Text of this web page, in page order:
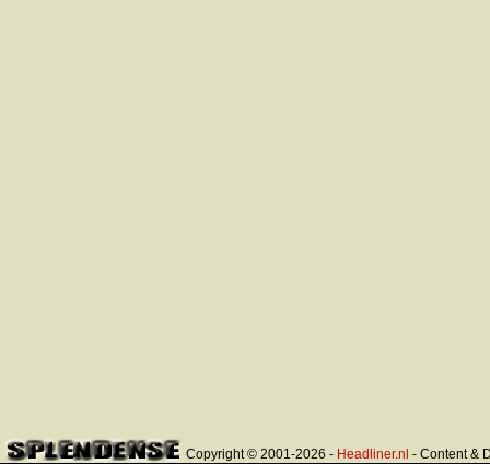
Copyright © 2001-2026 - Headliner.nl - Content &